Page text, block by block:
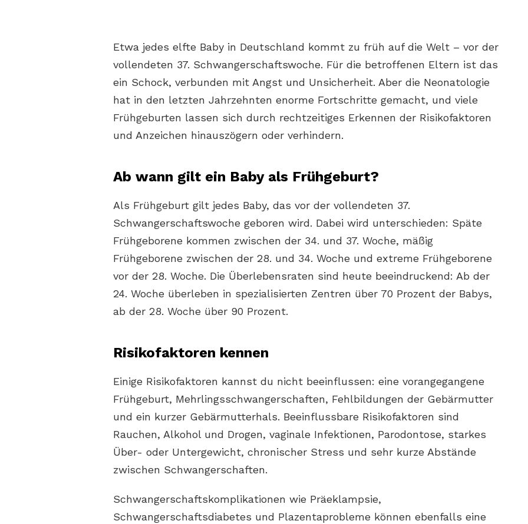
Etwa jedes elfte Baby in Deutschland kommt zu früh auf die Welt – vor der
vollendeten 37. Schwangerschaftswoche. Für die betroffenen Eltern ist das
ein Schock, verbunden mit Angst und Unsicherheit. Aber die Neonatologie
hat in den letzten Jahrzehnten enorme Fortschritte gemacht, und viele
Frühgeburten lassen sich durch rechtzeitiges Erkennen der Risikofaktoren
und Anzeichen hinauszögern oder verhindern.
Ab wann gilt ein Baby als Frühgeburt?
Als Frühgeburt gilt jedes Baby, das vor der vollendeten 37.
Schwangerschaftswoche geboren wird. Dabei wird unterschieden: Späte
Frühgeborene kommen zwischen der 34. und 37. Woche, mäßig
Frühgeborene zwischen der 28. und 34. Woche und extreme Frühgeborene
vor der 28. Woche. Die Überlebensraten sind heute beeindruckend: Ab der
24. Woche überleben in spezialisierten Zentren über 70 Prozent der Babys,
ab der 28. Woche über 90 Prozent.
Risikofaktoren kennen
Einige Risikofaktoren kannst du nicht beeinflussen: eine vorangegangene
Frühgeburt, Mehrlingsschwangerschaften, Fehlbildungen der Gebärmutter
und ein kurzer Gebärmutterhals. Beeinflussbare Risikofaktoren sind
Rauchen, Alkohol und Drogen, vaginale Infektionen, Parodontose, starkes
Über- oder Untergewicht, chronischer Stress und sehr kurze Abstände
zwischen Schwangerschaften.
Schwangerschaftskomplikationen wie Präeklampsie,
Schwangerschaftsdiabetes und Plazentaprobleme können ebenfalls eine